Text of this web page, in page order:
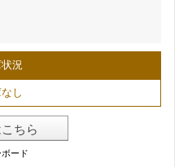
況
し
ちら
ード